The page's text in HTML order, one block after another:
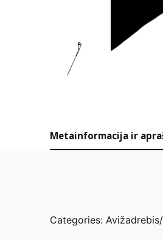
Metainformacija ir
Categories: